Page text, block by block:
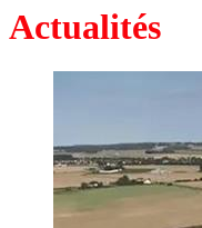
Actualités